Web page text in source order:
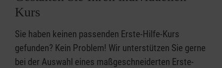
Kurs
Sie haben keinen passenden Erste-Hilfe-Kurs
gefunden? Kein Problem! Wir unterstützen Sie gerne
bei der Auswahl eines maßgeschneiderten Erste-